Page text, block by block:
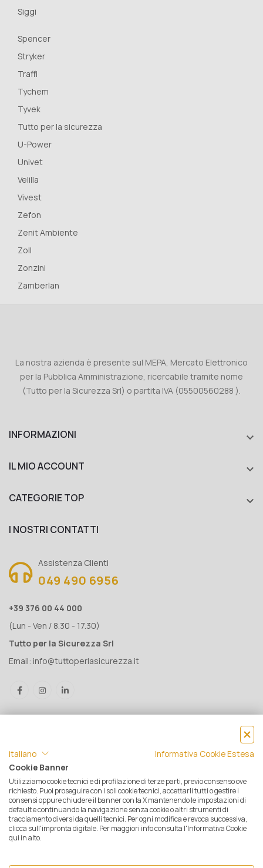
Siggi
Spencer
Stryker
Traffi
Tychem
Tyvek
Tutto per la sicurezza
U-Power
Univet
Velilla
Vivest
Zefon
Zenit Ambiente
Zoll
Zonzini
Zamberlan
La nostra azienda è presente sul MEPA, Mercato Elettronico
per la Pubblica Amministrazione, ricercabile tramite nome
(Tutto per la Sicurezza Srl) o partita IVA (05500560288 ).
INFORMAZIONI 
IL MIO ACCOUNT 
CATEGORIE TOP 
I NOSTRI CONTATTI
Assistenza Clienti
049 490 6956
+39 376 00 44 000
(Lun - Ven / 8.30 - 17.30)
Tutto per la Sicurezza Srl
Email: info@tuttoperlasicurezza.it
® Tutto per la Sicurezza Srl IT05500560288 | Rea 471793 - C.S. €
10.000 i.v. | © 2025 Tutti i diritti riservati. Tutto per la sicurezza è un
marchio registrato
Privacy e Cookie Policy|Mappa del sito|Termini e condizioni di
italiano
Informativa Cookie Estesa
Cookie Banner
Utilizziamo cookie tecnici e di profilazione di terze parti, previo consenso ove
richiesto. Puoi proseguire con i soli cookie tecnici, accettarli tutti o gestire i
consensi oppure chiudere il banner con la X mantenendo le impostazioni di
default e continuando la navigazione senza cookie o altri strumenti di
tracciamento diversi da quelli tecnici. Per ogni modifica e revoca successiva,
clicca sull'impronta digitale. Per maggiori info consulta l'Informativa Cookie
qui in alto.